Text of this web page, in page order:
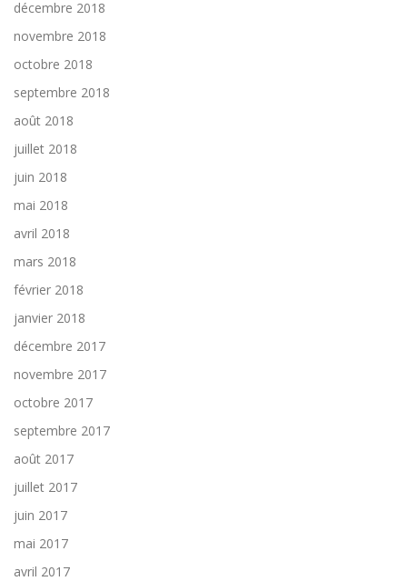
décembre 2018
novembre 2018
octobre 2018
septembre 2018
août 2018
juillet 2018
juin 2018
mai 2018
avril 2018
mars 2018
février 2018
janvier 2018
décembre 2017
novembre 2017
octobre 2017
septembre 2017
août 2017
juillet 2017
juin 2017
mai 2017
avril 2017